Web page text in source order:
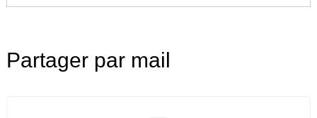
Partager par mail